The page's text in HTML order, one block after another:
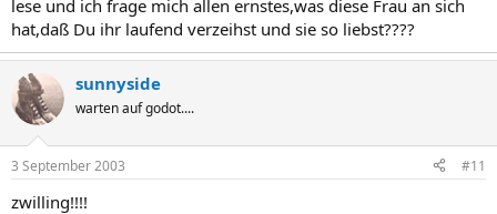
lese und ich frage mich allen ernstes,was diese Frau an sich
hat,daß Du ihr laufend verzeihst und sie so liebst????
sunnyside
warten auf godot....
3 September 2003 #11
zwilling!!!!